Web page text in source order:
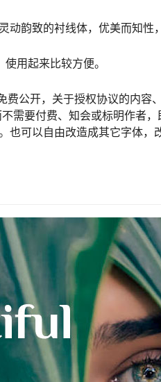
韵致的衬线体，优美而知性
用起来比较方便。
公开，关于授权协议的内容
需要付费、知会或标明作者
也可以自由改造成其它字体，